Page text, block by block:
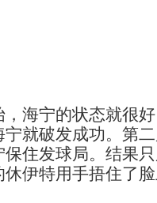
宁的状态就很好
就破发成功。第
保住发球局。结果
休伊特用手捂住了